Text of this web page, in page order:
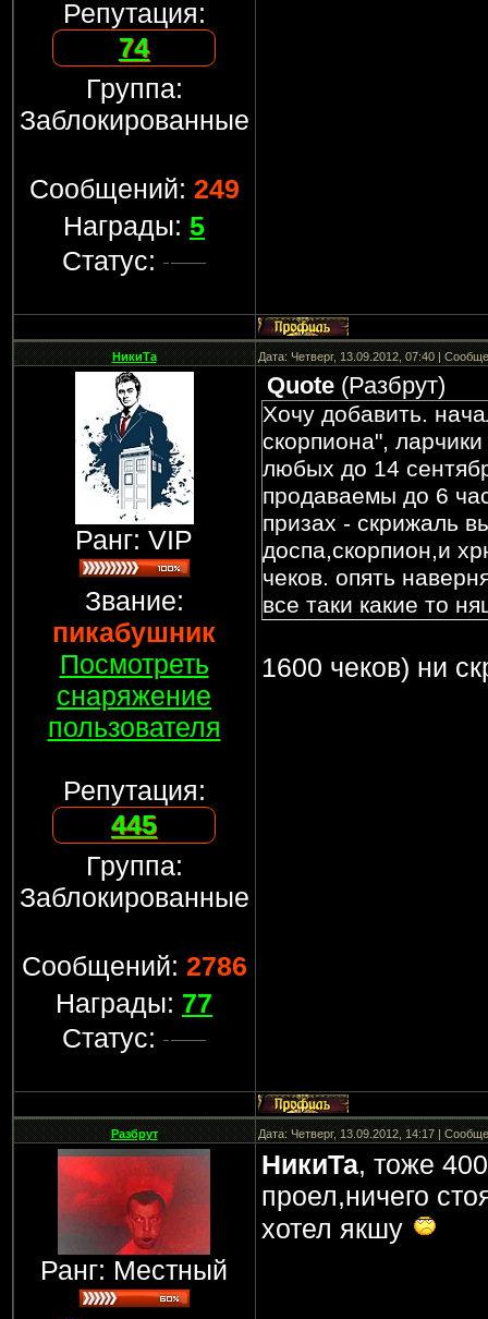
Репутация:
74
Группа:
Заблокированные
Сообщений: 249
Награды: 5
Статус:
НикиТа Дата: Четверг, 13.09.2012, 07:40 |
Ранг: VIP
Звание:
пикабушник
Посмотреть
снаряжение
пользователя
Репутация:
445
Группа:
Заблокированные
Сообщений: 2786
Награды: 77
Статус:
Quote(Разбрут)
Хочу добавить.
скорпиона",
любых до 14
продаваемы до 6
призах - скрижаль
доспа,скорпион,и
чеков. опять
все таки какие то
новость
1600 чеков) ни
Разбрут Дата: Четверг, 13.09.2012, 14:17 |
Ранг: Местный
НикиТа, тоже
проел,ничего
хотел якшу